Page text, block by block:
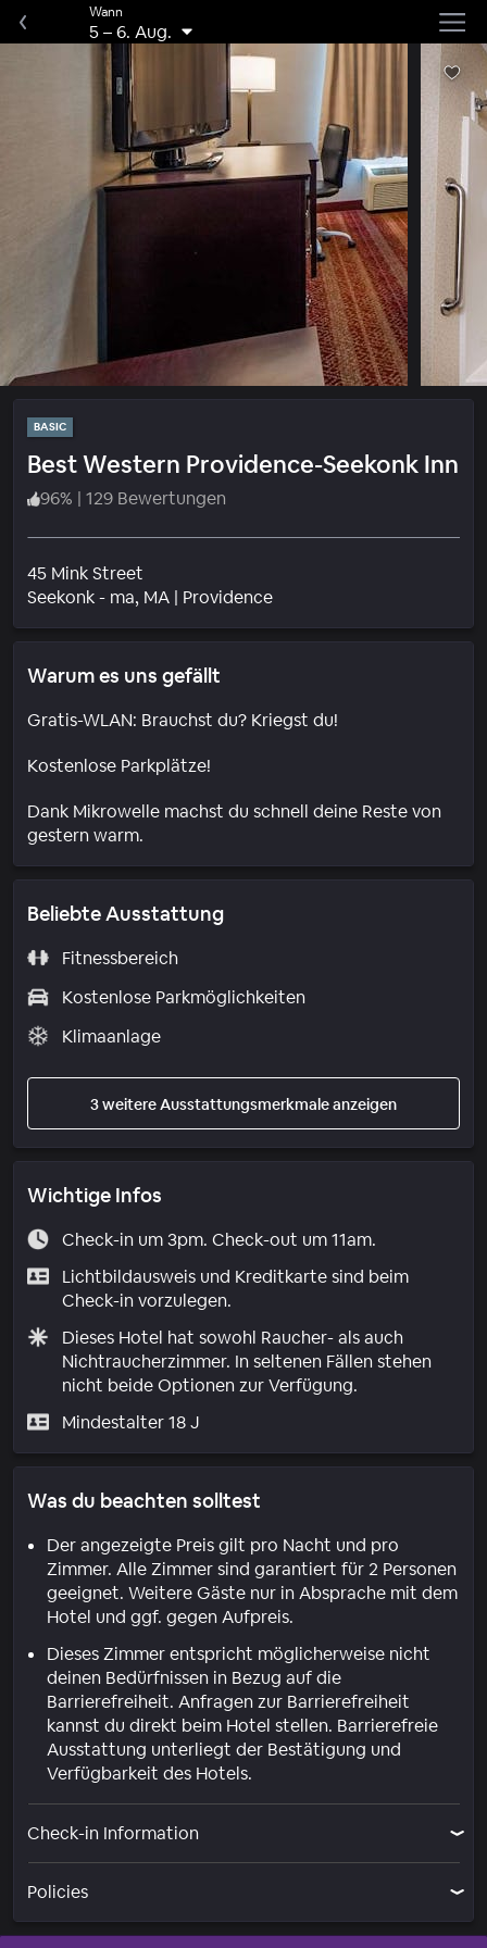
Wann
5–6. Aug.
BASIC
Best Western Providence-Seekonk Inn
96% | 129 Bewertungen
45 Mink Street
Seekonk - ma, MA | ProvidenceWohngebiet
Warum es uns gefällt
Gratis-WLAN: Brauchst du? Kriegst du!
Kostenlose Parkplätze!
Dank Mikrowelle machst du schnell deine Reste von
gestern warm.
Beliebte Ausstattung
Fitnessbereich
Kostenlose Parkmöglichkeiten
Klimaanlage
3 weitere Ausstattungsmerkmale anzeigen
Wichtige Infos
Check-in um 3pm. Check-out um 11am.
Lichtbildausweis und Kreditkarte sind beim
Check-in vorzulegen.
Dieses Hotel hat sowohl Raucher- als auch
Nichtraucherzimmer. In seltenen Fällen stehen
nicht beide Optionen zur Verfügung.
Mindestalter 18 J
Was du beachten solltest
Der angezeigte Preis gilt pro Nacht und pro
Zimmer. Alle Zimmer sind garantiert für 2 Personen
geeignet. Weitere Gäste nur in Absprache mit dem
Hotel und ggf. gegen Aufpreis.
Dieses Zimmer entspricht möglicherweise nicht
deinen Bedürfnissen in Bezug auf die
Barrierefreiheit. Anfragen zur Barrierefreiheit
kannst du direkt beim Hotel stellen. Barrierefreie
Ausstattung unterliegt der Bestätigung und
Verfügbarkeit des Hotels.
Check-in Information
Policies